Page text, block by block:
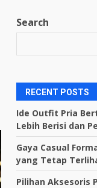
Search
RECENT POSTS
Ide Outfit Pria
Lebih Berisi dan
Gaya Casual
yang Tetap
Pilihan Aksesoris